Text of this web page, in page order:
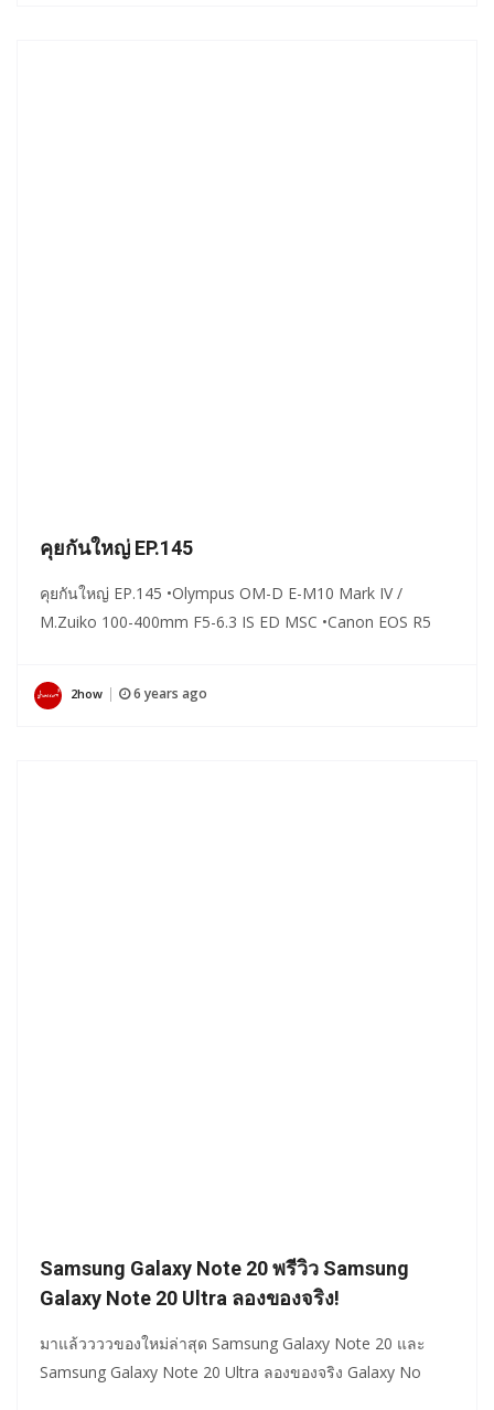
คุยกันใหญ่ EP.145
คุยกันใหญ่ EP.145 •Olympus OM-D E-M10 Mark IV /
M.Zuiko 100-400mm F5-6.3 IS ED MSC •Canon EOS R5
2how 6 years ago
Samsung Galaxy Note 20 พรีวิว Samsung
Galaxy Note 20 Ultra ลองของจริง!
มาแล้ววววของใหม่ล่าสุด Samsung Galaxy Note 20 และ
Samsung Galaxy Note 20 Ultra ลองของจริง Galaxy No